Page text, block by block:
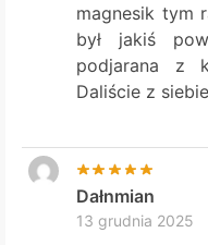
magnesik tym
był jakiś
podjarana z
Daliście z
Dałnmian
13 grudnia 2025